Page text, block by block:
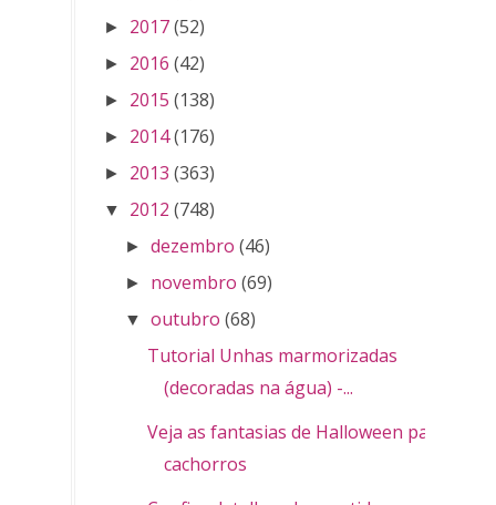
► 2017(52)
► 2016 (42)
► 2015 (138)
► 2014(176)
► 2013 (363)
▼ 2012 (748)
►dezembro (46)
► novembro (69)
▼ outubro (68)
Tutorial Unhas marmorizadas
(decoradas na água) -...
Veja as fantasias de Halloween para
cachorros